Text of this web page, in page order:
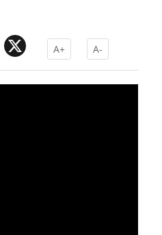
Facebook A+ A-